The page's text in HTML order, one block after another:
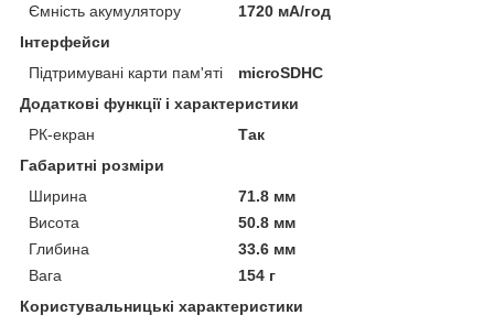
Ємність акумулятору
1720 мА/год
Інтерфейси
Підтримувані карти пам'яті
microSDHC
Додаткові функції і характеристики
РК-екран
Так
Габаритні розміри
Ширина
71.8 мм
Висота
50.8 мм
Глибина
33.6 мм
Вага
154 г
Користувальницькі характеристики